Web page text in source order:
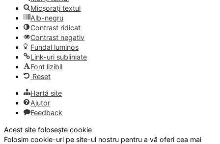
Micșorați textul
Alb-negru
Contrast ridicat
Contrast negativ
Fundal luminos
Link-uri subliniate
Font lizibil
Reset
Hartă site
Ajutor
Feedback
Acest site folosește cookie
Folosim cookie-uri pe site-ul nostru pentru a vă oferi cea mai